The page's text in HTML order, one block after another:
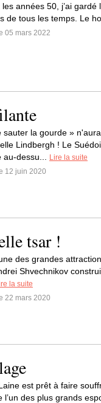
les années 50, j’ai
de tous les temps. Le
05 mars 2022
sauter la gourde »
Lindbergh ! Le
au-dessu...
Lire la suite
12 juin 2020
tsar !
des grandes
Shvechnikov
la suite
22 mars 2020
est prêt à faire
l’un des plus grands